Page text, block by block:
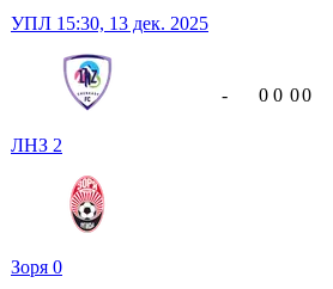
УПЛ 15:30, 13 дек. 2025
ЛНЗ 2
Зоря 0
- 0 0 00